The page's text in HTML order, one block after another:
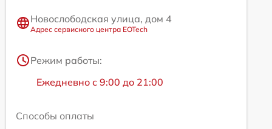
Новослободская улица, дом 4
Адрес сервисного центра EOTech
Режим работы:
Ежедневно с 9:00 до 21:00
Способы оплаты